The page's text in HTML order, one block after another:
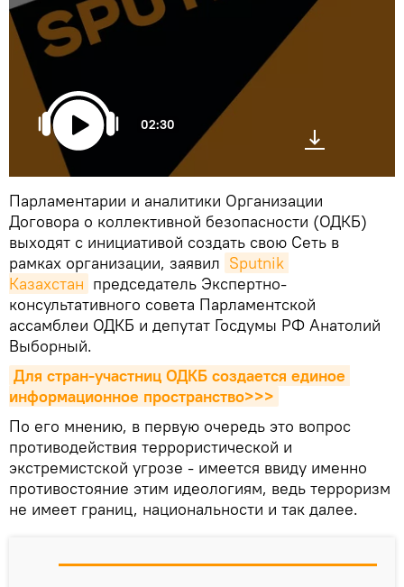
02:30
Парламентарии и аналитики Организации
Договора о коллективной безопасности (ОДКБ)
выходят с инициативой создать свою Сеть в
рамках организации, заявил Sputnik
Казахстан председатель Экспертно-
консультативного совета Парламентской
ассамблеи ОДКБ и депутат Госдумы РФ Анатолий
Выборный.
Для стран-участниц ОДКБ создается единое
информационное пространство>>>
По его мнению, в первую очередь это вопрос
противодействия террористической и
экстремистской угрозе - имеется ввиду именно
противостояние этим идеологиям, ведь терроризм
не имеет границ, национальности и так далее.